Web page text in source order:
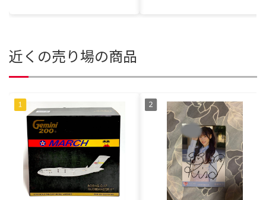
近くの売り場の商品